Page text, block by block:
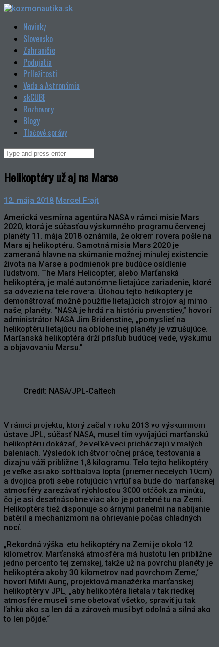
Skip
contentNovinky
Slovensko
Zahraničie
Podujatia
Príležitosti
Veda a Astronómia
skCUBE
Rozhovory
Blogy
Tlačové správy
Search
Helikoptéry už aj na Marse
12. mája 2018 Marcel Frajt
Americká vesmírna agentúra NASA v rámci misie Mars
2020, ktorá je súčasťou výskumného programu červenej
planéty 11. mája 2018 oznámila, že okrem rovera pošle na
Mars aj helikoptéru. Samotná misia Mars 2020 je
zameraná hlavne na skúmanie možnej minulej existencie
života na Marse a podmienok pre budúce osídlenie
ľudstvom. The Mars Helicopter, alebo Marťanská
helikoptéra, je malé autonómne lietajúce zariadenie, ktoré
sa odvezie na tele rovera. Úlohou tejto helikoptéry je
demonštrovať možné použitie lietajúcich strojov aj mimo
našej planéty. “NASA je hrdá na históriu prvenstiev,” hovorí
administrátor NASA Jim Bridenstine, „pomyslieť na
helikoptéru lietajúcu na oblohe inej planéty je vzrušujúce.
Marťanská helikoptéra drží prísľub budúcej vede, výskumu
a objavovaniu Marsu.”
Credit: NASA/JPL-Caltech
V rámci projektu, ktorý začal v roku 2013 vo výskumnom
ústave JPL, súčasť NASA, musel tím vyvíjajúci marťanskú
helikoptéru dokázať, že veľké veci prichádzajú v malých
baleniach. Výsledok ich štvorročnej práce, testovania a
dizajnu váži približne 1,8 kilogramu. Telo tejto helikoptéry
je veľké asi ako softbalová lopta (priemer necelých 10cm)
a dvojica proti sebe rotujúcich vrtúľ sa bude do marťanskej
atmosféry zarezávať rýchlosťou 3000 otáčok za minútu,
čo je asi desaťnásobne viac ako je potrebné tu na Zemi.
Helikoptéra tiež disponuje solárnymi panelmi na nabíjanie
batérií a mechanizmom na ohrievanie počas chladných
nocí.
„Rekordná výška letu helikoptéry na Zemi je okolo 12
kilometrov. Marťanská atmosféra má hustotu len približne
jedno percento tej zemskej, takže už na povrchu planéty je
helikoptéra akoby 30 kilometrov nad povrchom Zeme,“
hovorí MiMi Aung, projektová manažérka marťanskej
helikoptéry v JPL, „aby helikoptéra lietala v tak riedkej
atmosfére museli sme obetovať všetko, spraviť ju tak
ľahkú ako sa len dá a zároveň musí byť odolná a silná ako
to len pôjde.“